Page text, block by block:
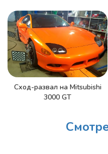
Сход-развал на Mitsubishi
3000 GT